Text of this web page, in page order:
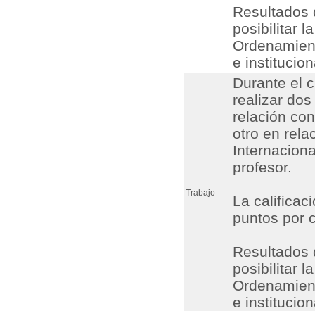
Resultados
posibilitar
e
Trabajo
Durante el
realizar
relación
otro en
profesor.
La
puntos por
Resultados
posibilitar
e